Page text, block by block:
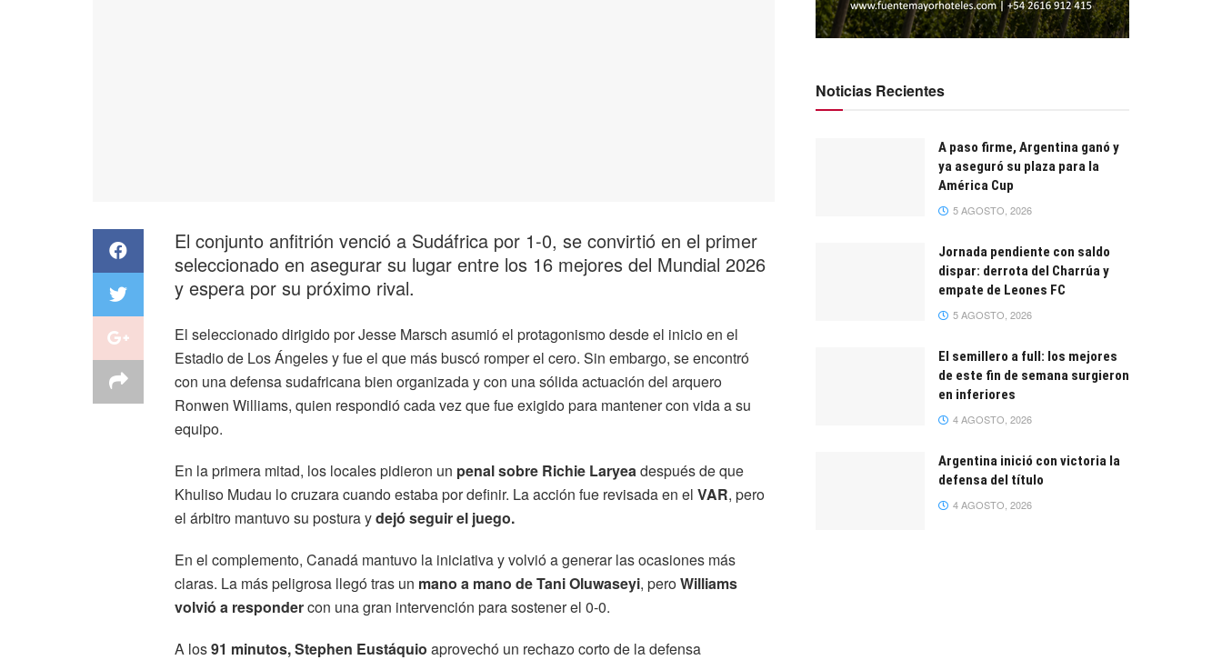
El conjunto anfitrión venció a Sudáfrica por 1-0, se convirtió en el primer
seleccionado en asegurar su lugar entre los 16 mejores del Mundial 2026
y espera por su próximo rival.
El seleccionado dirigido por Jesse Marsch asumió el protagonismo desde el inicio en el
Estadio de Los Ángeles y fue el que más buscó romper el cero. Sin embargo, se encontró
con una defensa sudafricana bien organizada y con una sólida actuación del arquero
Ronwen Williams, quien respondió cada vez que fue exigido para mantener con vida a su
equipo.
En la primera mitad, los locales pidieron un penal sobre Richie Laryeadespués de que
Khuliso Mudau lo cruzara cuando estaba por definir. La acción fue revisada en el VAR, pero
el árbitro mantuvo su postura ydejó seguir el juego.
En el complemento, Canadá mantuvo la iniciativa y volvió a generar las ocasiones más
claras. La más peligrosa llegó tras un mano a mano de Tani Oluwaseyi, peroWilliams
volvió a respondercon una gran intervención para sostener el 0-0.
A los91 minutos, Stephen Eustáquio aprovechó un rechazo corto de la defensa
Noticias Recientes
A paso firme, Argentina ganó y
ya aseguró su plaza para la
América Cup
5 AGOSTO, 2026
Jornada pendiente con saldo
dispar: derrota del Charrúa y
empate de Leones FC
5 AGOSTO, 2026
El semillero a full: los mejores
de este fin de semana surgieron
en inferiores
4 AGOSTO, 2026
Argentina inició con victoria la
defensa del título
4 AGOSTO, 2026